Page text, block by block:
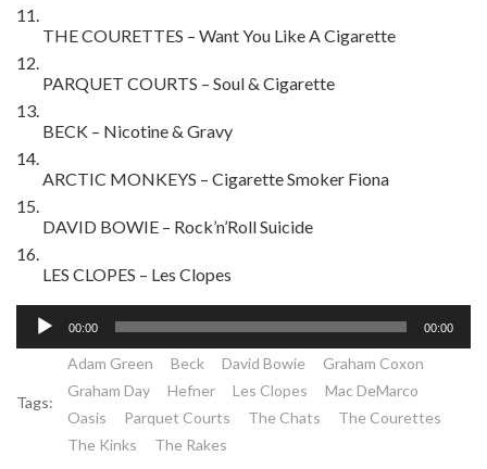
THE COURETTES – Want You Like A Cigarette
PARQUET COURTS – Soul & Cigarette
BECK – Nicotine & Gravy
ARCTIC MONKEYS – Cigarette Smoker Fiona
DAVID BOWIE – Rock’n’Roll Suicide
LES CLOPES – Les Clopes
Lecteur
audio
00:00 00:00
Tags:
Adam Green Beck David Bowie
Graham Coxon
Graham Day
Hefner Les Clopes
Mac DeMarco
Oasis
Parquet Courts The Chats
The Courettes
The Kinks
The Rakes